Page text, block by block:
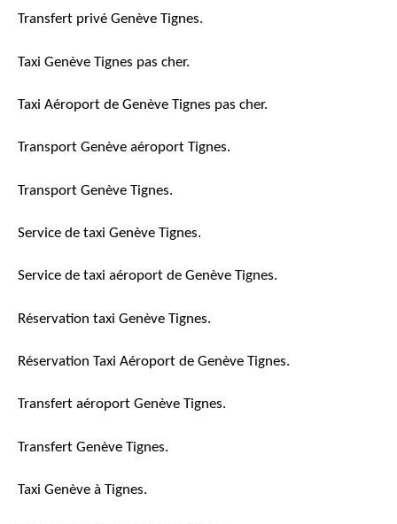
Transfert privé Genève Tignes.
Taxi Genève Tignes pas cher.
Taxi Aéroport de Genève Tignes pas cher.
Transport Genève aéroport Tignes.
Transport Genève Tignes.
Service de taxi Genève Tignes.
Service de taxi aéroport de Genève Tignes.
Réservation taxi Genève Tignes.
Réservation Taxi Aéroport de Genève Tignes.
Transfert aéroport Genève Tignes.
Transfert Genève Tignes.
Taxi Genève à Tignes.